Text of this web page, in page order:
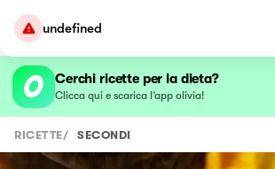
undefined
Cerchi ricette per la dieta?
Clicca qui e scarica l’app olivia!
RICETTE/ SECONDI